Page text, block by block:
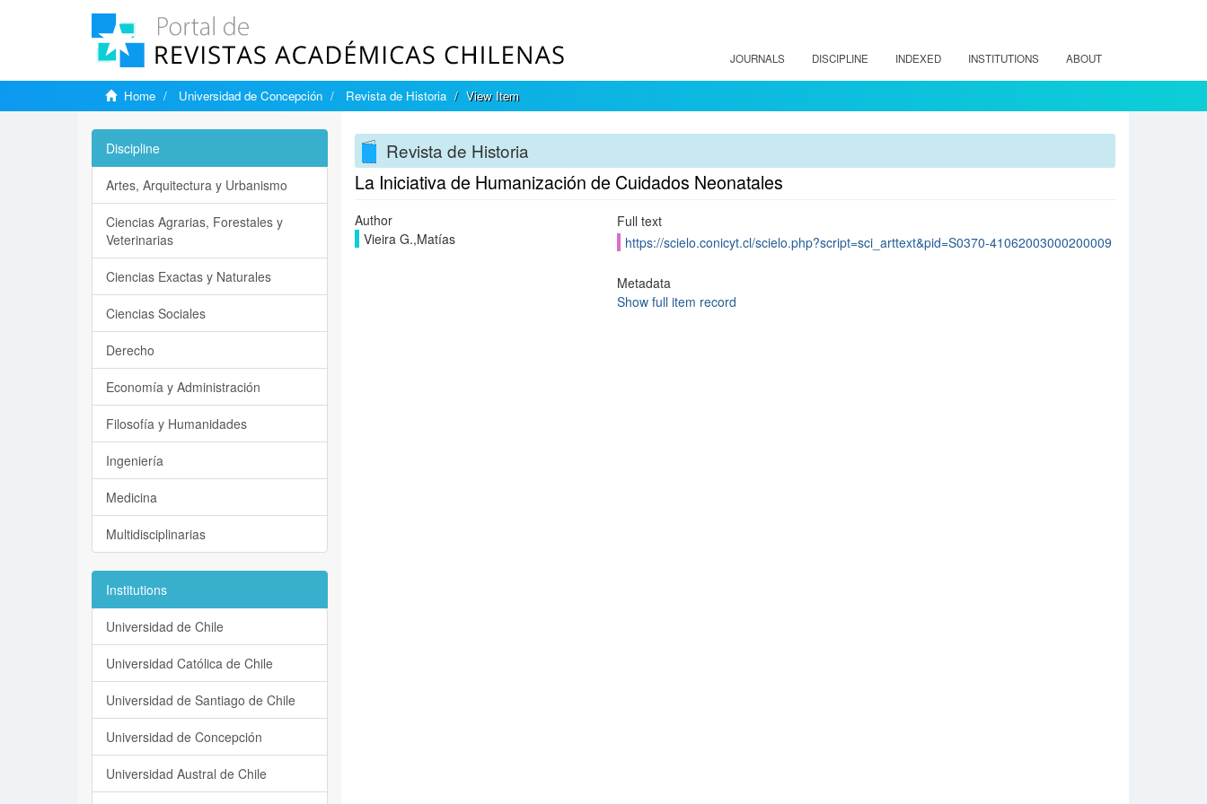
JOURNALS DISCIPLINE INDEXED INSTITUTIONS ABOUT
Home Universidad de Concepción Revista de Historia View Item
Revista de Historia
La Iniciativa de Humanización de Cuidados Neonatales
Author
Vieira G.,Matías
Full text
https://scielo.conicyt.cl/scielo.php?script=sci_arttext&pid=S0370-41062003000200009
Metadata
Show full item record
Discipline
Artes, Arquitectura y Urbanismo
Ciencias Agrarias, Forestales y
Veterinarias
Ciencias Exactas y Naturales
Ciencias Sociales
Derecho
Economía y Administración
Filosofía y Humanidades
Ingeniería
Medicina
Multidisciplinarias
Institutions
Universidad de Chile
Universidad Católica de Chile
Universidad de Santiago de Chile
Universidad de Concepción
Universidad Austral de Chile